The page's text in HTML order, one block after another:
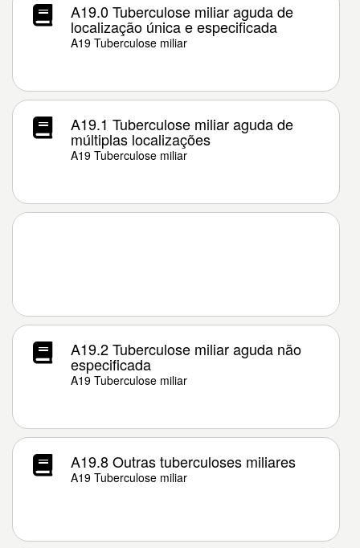
A19.0 Tuberculose miliar aguda de
localização única e especificada
A19 Tuberculose miliar
A19.1 Tuberculose miliar aguda de
múltiplas localizações
A19 Tuberculose miliar
A19.2 Tuberculose miliar aguda não
especificada
A19 Tuberculose miliar
A19.8 Outras tuberculoses miliares
A19 Tuberculose miliar